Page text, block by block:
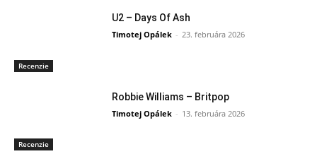
Recenzie
U2 – Days Of Ash
Timotej Opálek - 23. februára 2026
Recenzie
Robbie Williams – Britpop
Timotej Opálek - 13. februára 2026